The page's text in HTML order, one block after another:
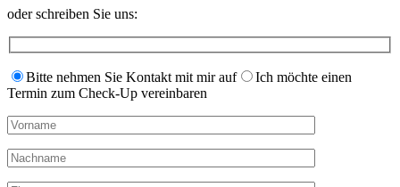
oder schreiben Sie uns:
Bitte nehmen Sie Kontakt mit mir auf
Ich möchte einen
Termin zum Check-Up vereinbaren